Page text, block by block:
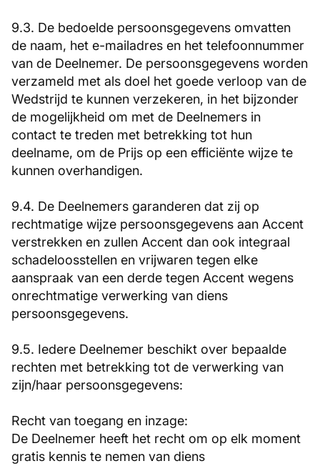
9.3. De bedoelde persoonsgegevens omvatten
de naam, het e-mailadres en het telefoonnummer
van de Deelnemer. De persoonsgegevens worden
verzameld met als doel het goede verloop van de
Wedstrijd te kunnen verzekeren, in het bijzonder
de mogelijkheid om met de Deelnemers in
contact te treden met betrekking tot hun
deelname, om de Prijs op een efficiënte wijze te
kunnen overhandigen.
9.4. De Deelnemers garanderen dat zij op
rechtmatige wijze persoonsgegevens aan Accent
verstrekken en zullen Accent dan ook integraal
schadeloosstellen en vrijwaren tegen elke
aanspraak van een derde tegen Accent wegens
onrechtmatige verwerking van diens
persoonsgegevens.
9.5. Iedere Deelnemer beschikt over bepaalde
rechten met betrekking tot de verwerking van
zijn/haar persoonsgegevens:
Recht van toegang en inzage:
De Deelnemer heeft het recht om op elk moment
gratis kennis te nemen van diens